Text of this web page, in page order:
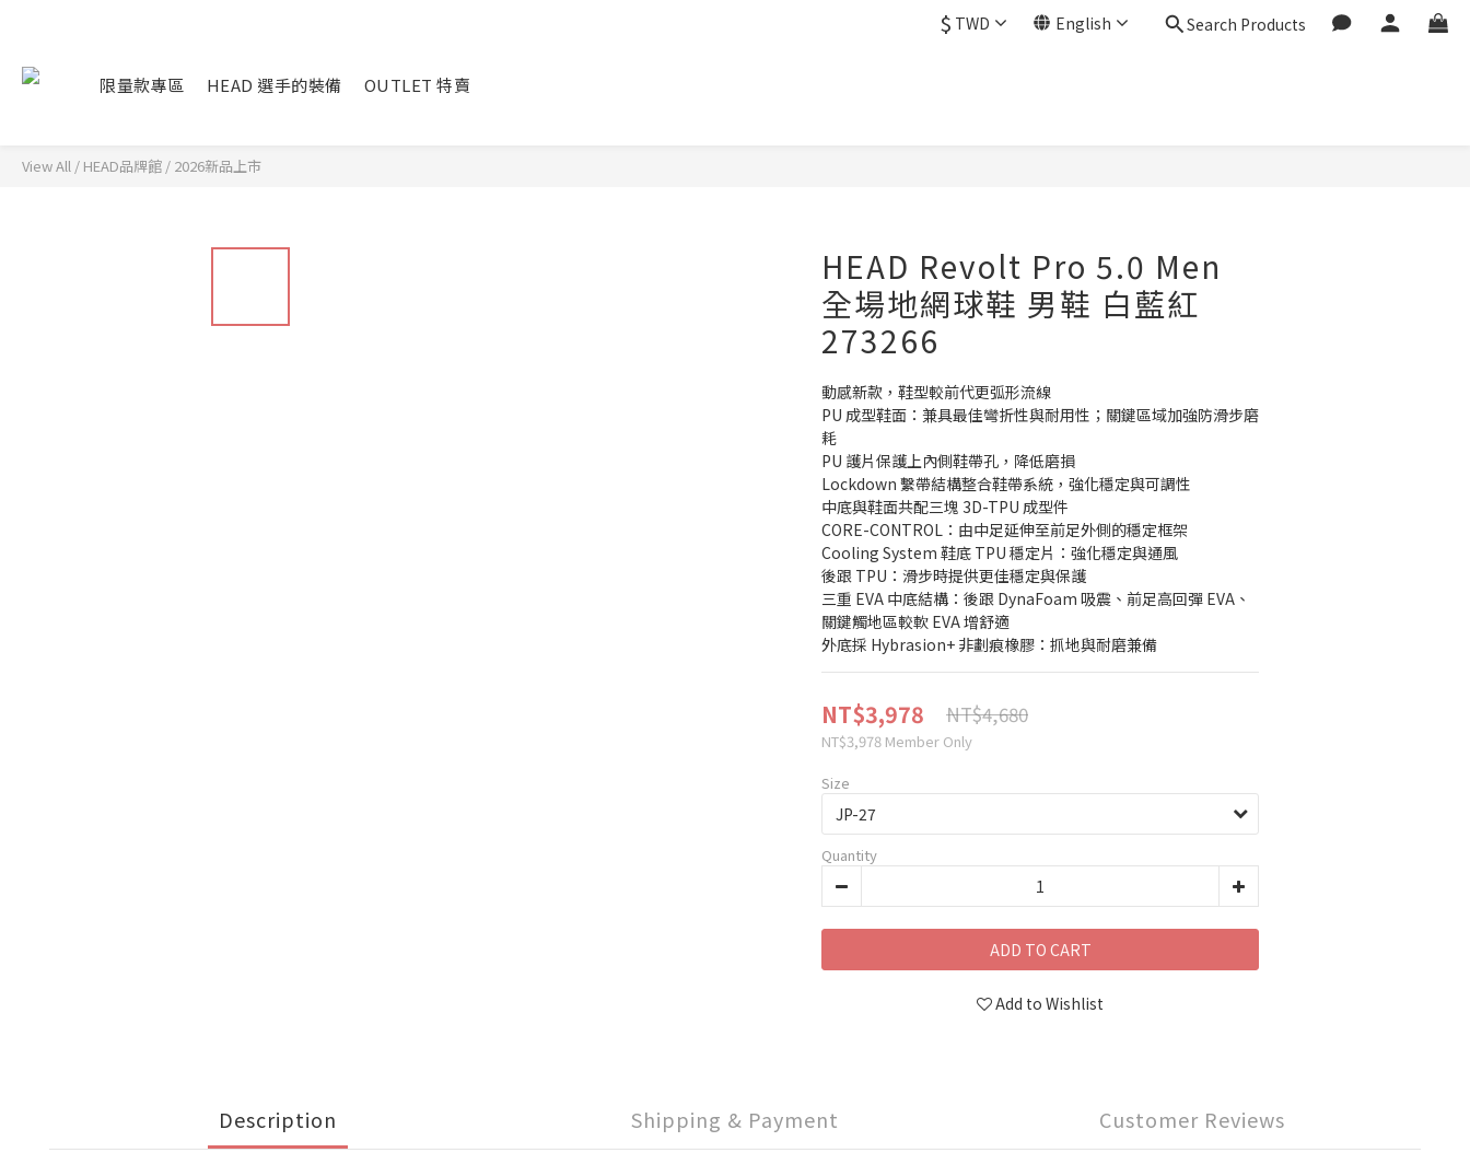
$ TWD English Search Products
限量款專區 HEAD 選手的裝備 OUTLET 特賣
View All / HEAD品牌館 / 2026新品上市
HEAD Revolt Pro 5.0 Men
全場地網球鞋 男鞋 白藍紅
273266
動感新款，鞋型較前代更弧形流線
PU 成型鞋面：兼具最佳彎折性與耐用性；關鍵區域加強防滑步磨
耗
PU 護片保護上內側鞋帶孔，降低磨損
Lockdown 繫帶結構整合鞋帶系統，強化穩定與可調性
中底與鞋面共配三塊 3D-TPU 成型件
CORE-CONTROL：由中足延伸至前足外側的穩定框架
Cooling System 鞋底 TPU 穩定片：強化穩定與通風
後跟 TPU：滑步時提供更佳穩定與保護
三重 EVA 中底結構：後跟 DynaFoam 吸震、前足高回彈 EVA、
關鍵觸地區較軟 EVA 增舒適
外底採 Hybrasion+ 非劃痕橡膠：抓地與耐磨兼備
NT$3,978 NT$4,680
NT$3,978 Member Only
Size
Quantity
ADD TO CART
Add to Wishlist
Description Shipping & Payment Customer Reviews